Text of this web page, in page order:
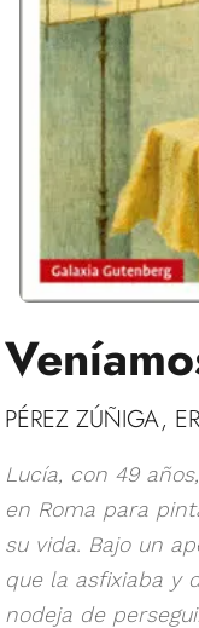
PÉREZ ZÚÑIGA,
Lucía, con 49
en Roma para
su vida. Bajo un
que la asfixiaba y
nodeja de